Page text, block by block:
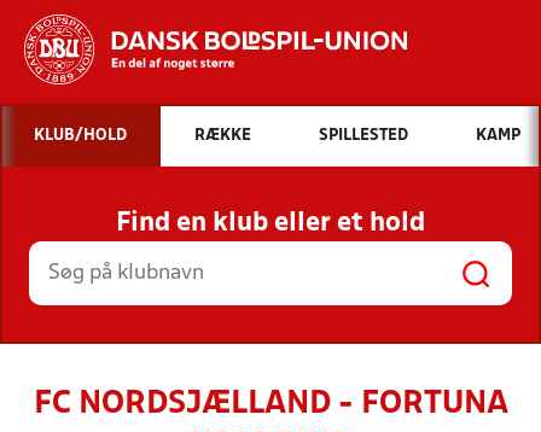
Hvad vil du søge efter?
INDHOLD OG NYHEDER
STILLINGER, RESULTATER, KLUBBER OG
HOLD
KLUB/HOLD RÆKKE SPILLESTED KAMP
Find en klub eller et hold
FC NORDSJÆLLAND - FORTUNA